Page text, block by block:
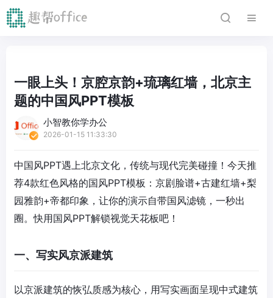
一眼上头！京腔京韵+琉璃红墙，北京主
题的中国风PPT模板
小智教你学办公
2026-01-15 11:33:30
中国风PPT遇上北京文化，传统与现代完美碰撞！今天推
荐4款红色风格的国风PPT模板：京剧脸谱+古建红墙+梨
园雅韵+帝都印象，让你的演示自带国风滤镜，一秒出
圈。快用国风PPT解锁视觉天花板吧！
一、写实风京派建筑
以京派建筑的恢弘质感为核心，用写实画面呈现中式建筑